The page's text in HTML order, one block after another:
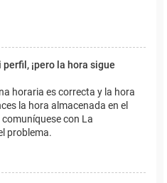
¡pero la hora sigue
horaria es correcta y la hora
la hora almacenada en el
con La
problema.